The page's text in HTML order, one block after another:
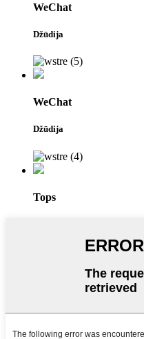
WeChat
Džūdija
WeChat
Džūdija
Tops